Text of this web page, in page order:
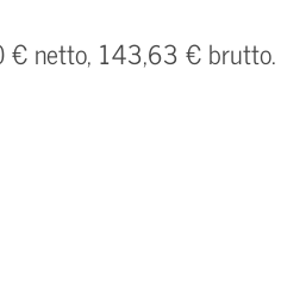
€ netto, 143,63 € brutto.